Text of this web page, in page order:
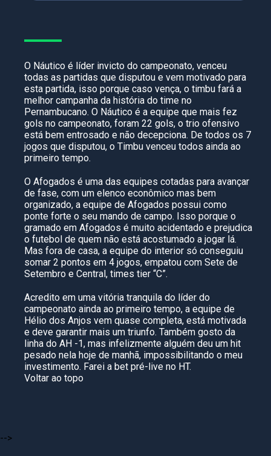
O Náutico é líder invicto do campeonato, venceu
todas as partidas que disputou e vem motivado para
esta partida, isso porque caso vença, o timbu fará a
melhor campanha da história do time no
Pernambucano. O Náutico é a equipe que mais fez
gols no campeonato, foram 22 gols, o trio ofensivo
está bem entrosado e não decepciona. De todos os 7
jogos que disputou, o Timbu venceu todos ainda ao
primeiro tempo.
O Afogados é uma das equipes cotadas para avançar
de fase, com um elenco econômico mas bem
organizado, a equipe de Afogados possui como
ponte forte o seu mando de campo. Isso porque o
gramado em Afogados é muito acidentado e prejudica
o futebol de quem não está acostumado a jogar lá.
Mas fora de casa, a equipe do interior só conseguiu
somar 2 pontos em 4 jogos, empatou com Sete de
Setembro e Central, times tier “C”.
Acredito em uma vitória tranquila do líder do
campeonato ainda ao primeiro tempo, a equipe de
Hélio dos Anjos vem quase completa, está motivada
e deve garantir mais um triunfo. Também gosto da
linha do AH -1, mas infelizmente alguém deu um hit
pesado nela hoje de manhã, impossibilitando o meu
investimento. Farei a bet pré-live no HT.
Voltar ao topo
-->